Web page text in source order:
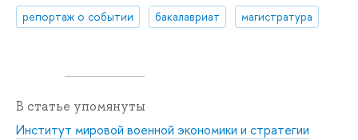
репортаж о событии
бакалавриат магистратура
В статье упомянуты
Институт мировой военной экономики и стратегии